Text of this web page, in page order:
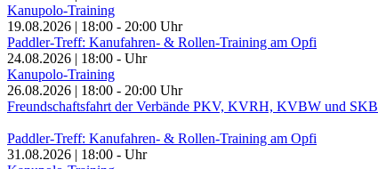
Kanupolo-Training
19.08.2026 | 18:00 - 20:00 Uhr
Paddler-Treff: Kanufahren- & Rollen-Training am Opfi
24.08.2026 | 18:00 - Uhr
Kanupolo-Training
26.08.2026 | 18:00 - 20:00 Uhr
Freundschaftsfahrt der Verbände PKV, KVRH, KVBW und SKB
Paddler-Treff: Kanufahren- & Rollen-Training am Opfi
31.08.2026 | 18:00 - Uhr